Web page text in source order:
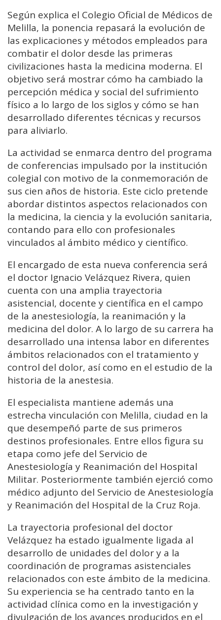
Según explica el Colegio Oficial de Médicos de
Melilla, la ponencia repasará la evolución de
las explicaciones y métodos empleados para
combatir el dolor desde las primeras
civilizaciones hasta la medicina moderna. El
objetivo será mostrar cómo ha cambiado la
percepción médica y social del sufrimiento
físico a lo largo de los siglos y cómo se han
desarrollado diferentes técnicas y recursos
para aliviarlo.
La actividad se enmarca dentro del programa
de conferencias impulsado por la institución
colegial con motivo de la conmemoración de
sus cien años de historia. Este ciclo pretende
abordar distintos aspectos relacionados con
la medicina, la ciencia y la evolución sanitaria,
contando para ello con profesionales
vinculados al ámbito médico y científico.
El encargado de esta nueva conferencia será
el doctor Ignacio Velázquez Rivera, quien
cuenta con una amplia trayectoria
asistencial, docente y científica en el campo
de la anestesiología, la reanimación y la
medicina del dolor. A lo largo de su carrera ha
desarrollado una intensa labor en diferentes
ámbitos relacionados con el tratamiento y
control del dolor, así como en el estudio de la
historia de la anestesia.
El especialista mantiene además una
estrecha vinculación con Melilla, ciudad en la
que desempeñó parte de sus primeros
destinos profesionales. Entre ellos figura su
etapa como jefe del Servicio de
Anestesiología y Reanimación del Hospital
Militar. Posteriormente también ejerció como
médico adjunto del Servicio de Anestesiología
y Reanimación del Hospital de la Cruz Roja.
La trayectoria profesional del doctor
Velázquez ha estado igualmente ligada al
desarrollo de unidades del dolor y a la
coordinación de programas asistenciales
relacionados con este ámbito de la medicina.
Su experiencia se ha centrado tanto en la
actividad clínica como en la investigación y
divulgación de los avances producidos en el